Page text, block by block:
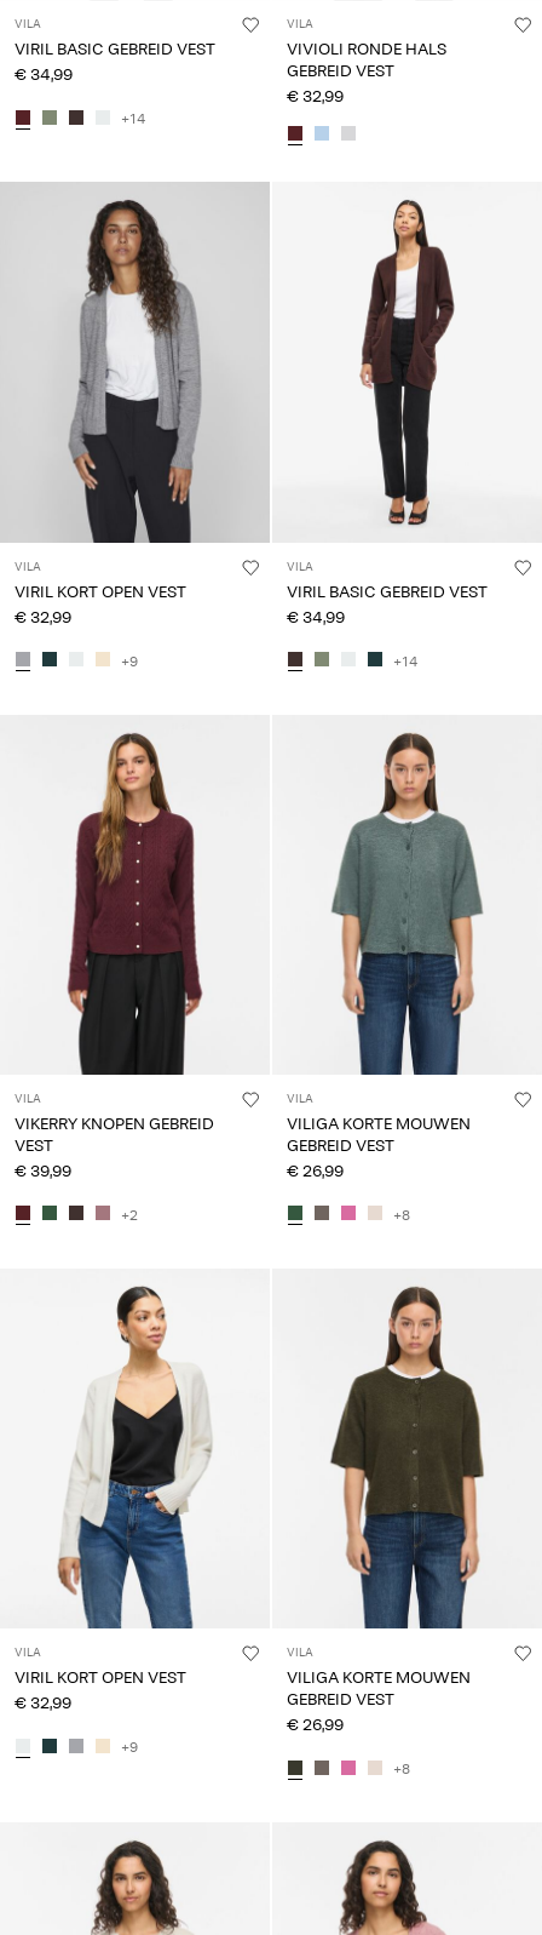
VILA
VIRIL BASIC GEBREID VEST
€ 34,99
+14
VILA
VIVIOLI RONDE HALS
GEBREID VEST
€ 32,99
VILA
VIRIL KORT OPEN VEST
€ 32,99
+9
VILA
VIRIL BASIC GEBREID VEST
€ 34,99
+14
VILA
VIKERRY KNOPEN GEBREID
VEST
€ 39,99
+2
VILA
VILIGA KORTE MOUWEN
GEBREID VEST
€ 26,99
+8
VILA
VIRIL KORT OPEN VEST
€ 32,99
+9
VILA
VILIGA KORTE MOUWEN
GEBREID VEST
€ 26,99
+8